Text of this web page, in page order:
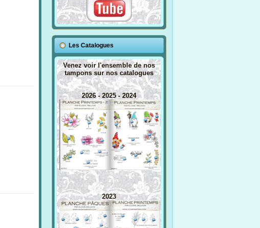
Les Catalogues
Venez voir l'ensemble de nos
tampons sur nos catalogues
2026 - 2025 - 2024
2023